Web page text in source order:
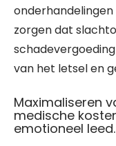
zorgen dat
van het letsel en
Maximaliseren
medische
emotioneel leed.